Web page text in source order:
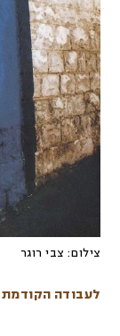
צילום: צבי רוגר
לעבודה הקודמת